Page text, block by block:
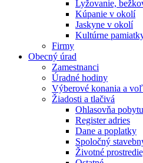
Lyžovanie,
Kúpanie v okolí
Jaskyne v okolí
Kultúrne
Firmy
Obecný úrad
Zamestnanci
Úradné hodiny
Výberové konania a
Žiadosti a tlačivá
Ohlasovňa pobytu
Register adries
Dane a poplatky
Spoločný
Životné